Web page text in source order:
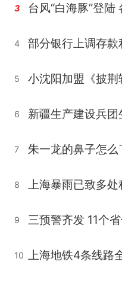
3
4 部分银行上调存款
5 小沈阳加盟《披荆
6
7 朱一龙的鼻子怎么
8 上海暴雨已致多处
9 三预警齐发 11个
10 上海地铁4条线路